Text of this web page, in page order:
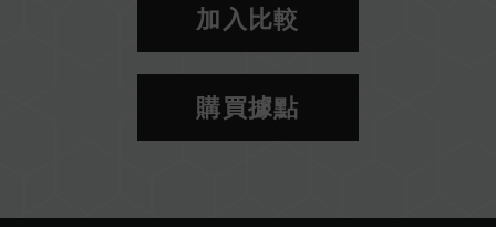
體。每一組套裝中的記憶體皆通過相容性測試配對
而成。若混合使用不同套裝的記憶體，將可能導致
系統不穩定或不開機。
CPU 記憶體控制器(IMC)的體質以及當前使用的
若未啟用 XMP 2.0（Intel），記憶體將以 SPD
加入比較
購買據點